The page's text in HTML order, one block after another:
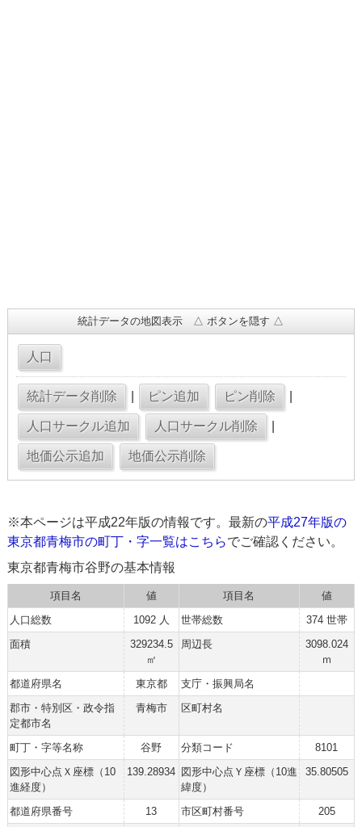
統計データの地図表示 △ ボタンを隠す △
※本ページは平成22年版の情報です。最新の平成27年版の
東京都青梅市の町丁・字一覧はこちらでご確認ください。
東京都青梅市谷野の基本情報
項目名 値 項目名
値
人口総数
1092 人 世帯総数
374 世帯
面積
329234.5
㎡
周辺長
3098.024
ｍ
都道府県名
東京都
支庁・振興局名
郡市・特別区・政令指
定都市名
青梅市 区町村名
町丁・字等名称 谷野 分類コード
8101
図形中心点Ｘ座標（10
進経度）
139.28934 図形中心点Ｙ座標（10進
緯度）
35.80505
都道府県番号 13 市区町村番号 205